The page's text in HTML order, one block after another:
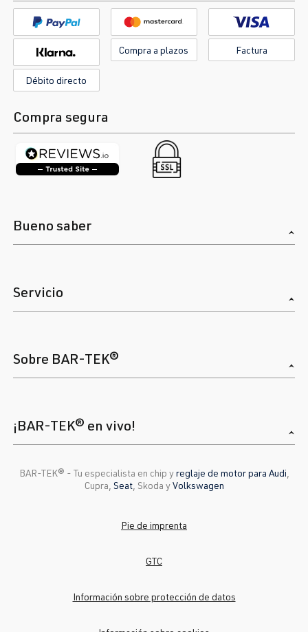
Compra a plazos Factura
Débito directo
Compra segura
Bueno saber
Servicio
Sobre BAR-TEK®
¡BAR-TEK® en vivo!
BAR-TEK®️ - Tu especialista en chip yreglaje de motor para Audi
Cupra, Seat, Skoda yVolkswagen
Pie de imprenta
GTC
Información sobre protección de datos